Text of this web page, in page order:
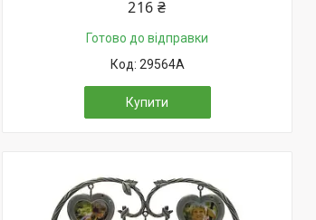
216 ₴
Готово до відправки
29564A
Купити